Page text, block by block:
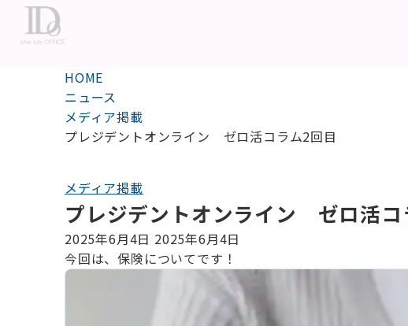
HOME
ニュース
メディア掲載
プレジデントオンライン ゼロ活コラム2回目
メディア掲載
プレジデントオンライン ゼロ活コ
2025年6月4日 2025年6月4日
今回は、保険についてです！